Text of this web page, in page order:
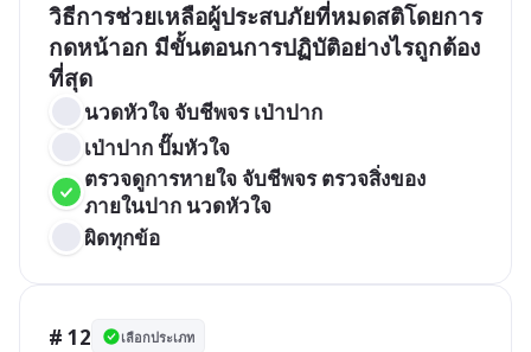
วิธีการช่วยเหลือผู้ประสบภัยที่หมดสติโดยการ
กดหน้าอก มีขั้นตอนการปฏิบัติอย่างไรถูกต้อง
ที่สุด
นวดหัวใจ จับชีพจร เป่าปาก
เป่าปาก ปั๊มหัวใจ
ตรวจดูการหายใจ จับชีพจร ตรวจสิ่งของ
ภายในปาก นวดหัวใจ
ผิดทุกข้อ
# 12 เลือกประเภท